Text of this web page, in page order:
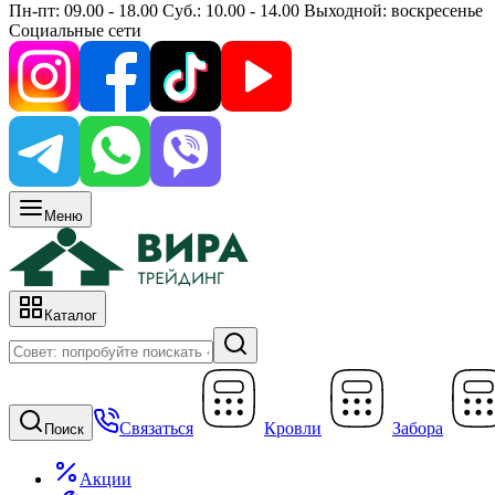
Пн-пт: 09.00 - 18.00 Суб.: 10.00 - 14.00 Выходной: воскресенье
Социальные сети
Меню
Каталог
Поиск Связаться Кровли Забора
Акции